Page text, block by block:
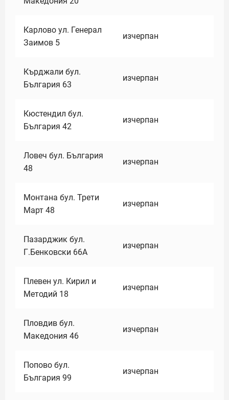
Карлово ул. Генерал
Заимов 5
изчерпан
Кърджали бул.
България 63
изчерпан
Кюстендил бул.
България 42
изчерпан
Ловеч бул. България
48
изчерпан
Монтана бул. Трети
Март 48
изчерпан
Пазарджик бул.
Г.Бенковски 66А
изчерпан
Плевен ул. Кирил и
Методий 18
изчерпан
Пловдив бул.
Македония 46
изчерпан
Попово бул.
България 99
изчерпан